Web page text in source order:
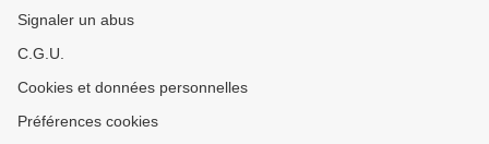
Signaler un abus
C.G.U.
Cookies et données personnelles
Préférences cookies